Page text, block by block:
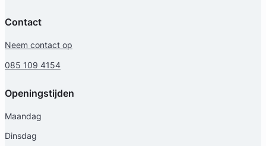
Contact
Neem contact op
085 109 4154
Openingstijden
Maandag
Dinsdag